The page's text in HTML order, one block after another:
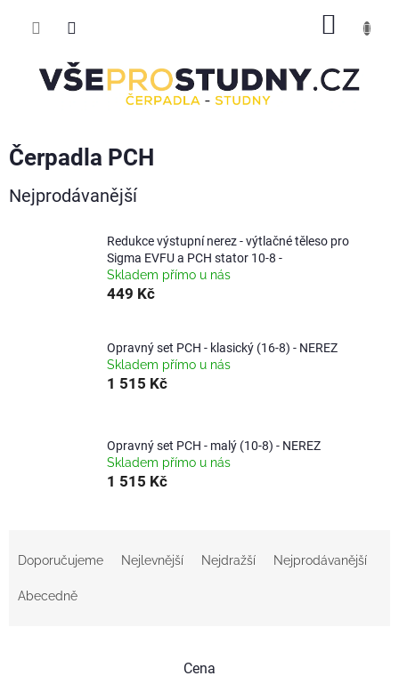
Čerpadla PCH
Nejprodávanější
Redukce výstupní nerez - výtlačné těleso pro
Sigma EVFU a PCH stator 10-8 -
Skladem přímo u nás
449 Kč
Opravný set PCH - klasický (16-8) - NEREZ
Skladem přímo u nás
1 515 Kč
Opravný set PCH - malý (10-8) - NEREZ
Skladem přímo u nás
1 515 Kč
Doporučujeme Nejlevnější Nejdražší Nejprodávanější
Abecedně
Cena